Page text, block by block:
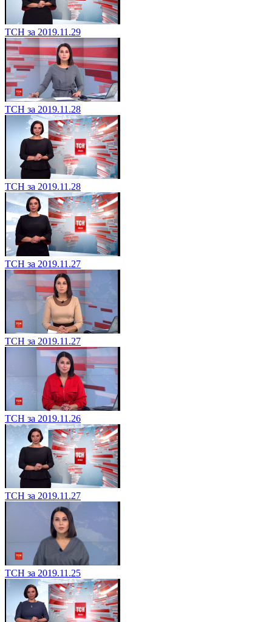
ТСН за 2019.11.29
ТСН за 2019.11.28
ТСН за 2019.11.28
ТСН за 2019.11.27
ТСН за 2019.11.27
ТСН за 2019.11.26
ТСН за 2019.11.27
ТСН за 2019.11.25